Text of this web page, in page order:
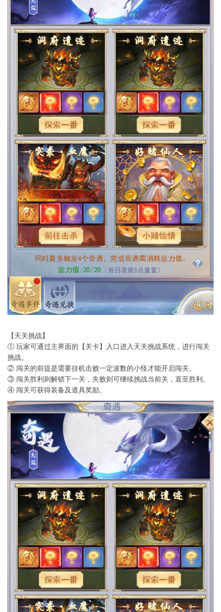
【天关挑战】
① 玩家可通过主界面的【关卡】入口进入天关挑战系统，进行闯关
挑战。
② 闯关的前提是需要挂机击败一定波数的小怪才能开启闯关。
③ 闯关胜利则解锁下一关，失败则可继续挑战当前关，直至胜利。
④ 闯关可获得装备及道具奖励。